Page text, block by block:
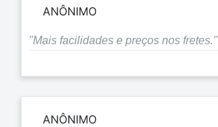
ANÔNIMO
"Mais facilidades e preços nos fretes."
ANÔNIMO